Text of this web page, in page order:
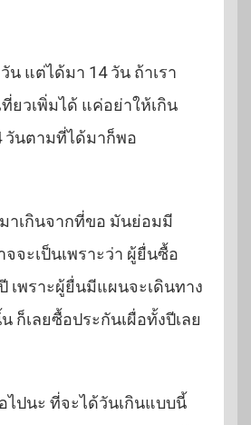
น แต่ได้มา 14 วัน ถ้าเรา
ที่ยวเพิ่มได้ แค่อย่าให้เกิน
วันตามที่ได้มาก็พอ
าเกินจากที่ขอ มันย่อมมี
จจะเป็นเพราะว่า ผู้ยื่นซื้อ
เพราะผู้ยื่นมีแผนจะเดินทาง
ก็เลยซื้อประกันเผื่อทั้งปีเลย
ไปนะ ที่จะได้วันเกินแบบนี้